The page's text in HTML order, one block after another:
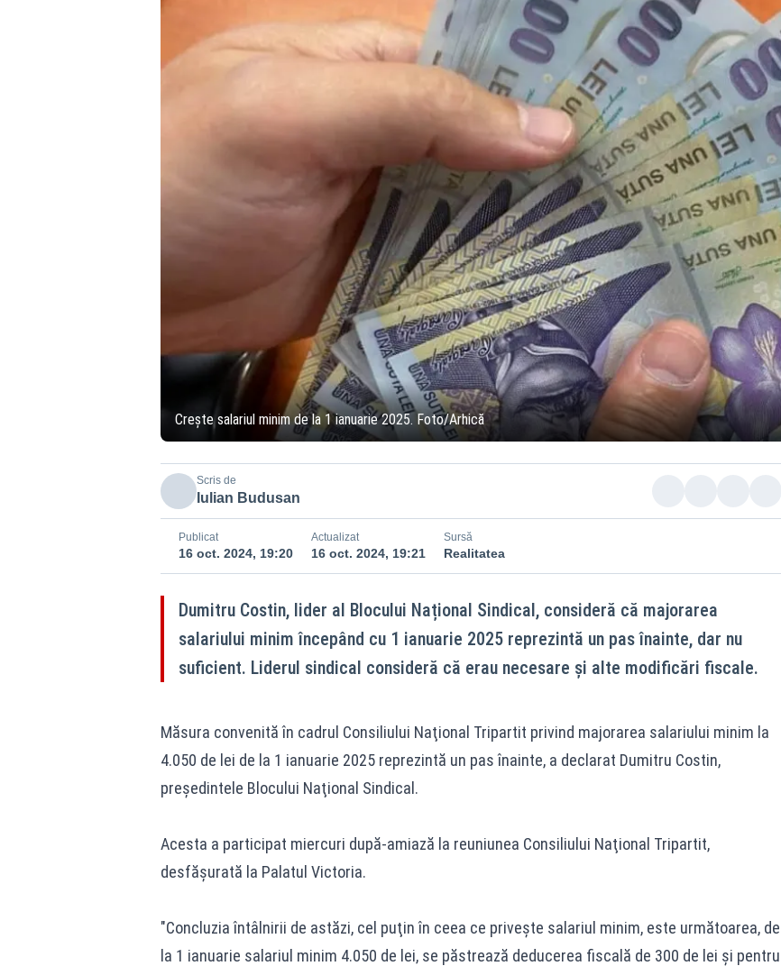
Crește salariul minim de la 1 ianuarie 2025. Foto/Arhică
Scris de
Iulian Budusan
Publicat
16 oct. 2024, 19:20
Actualizat
16 oct. 2024, 19:21
Sursă
Realitatea
Dumitru Costin, lider al Blocului Național Sindical, consideră că majorarea
salariului minim începând cu 1 ianuarie 2025 reprezintă un pas înainte, dar nu
suficient. Liderul sindical consideră că erau necesare și alte modificări fiscale.
Măsura convenită în cadrul Consiliului Naţional Tripartit privind majorarea salariului minim la
4.050 de lei de la 1 ianuarie 2025 reprezintă un pas înainte, a declarat Dumitru Costin,
preşedintele Blocului Naţional Sindical.
Acesta a participat miercuri după-amiază la reuniunea Consiliului Naţional Tripartit,
desfăşurată la Palatul Victoria.
"Concluzia întâlnirii de astăzi, cel puţin în ceea ce priveşte salariul minim, este următoarea, de
la 1 ianuarie salariul minim 4.050 de lei, se păstrează deducerea fiscală de 300 de lei şi pentru